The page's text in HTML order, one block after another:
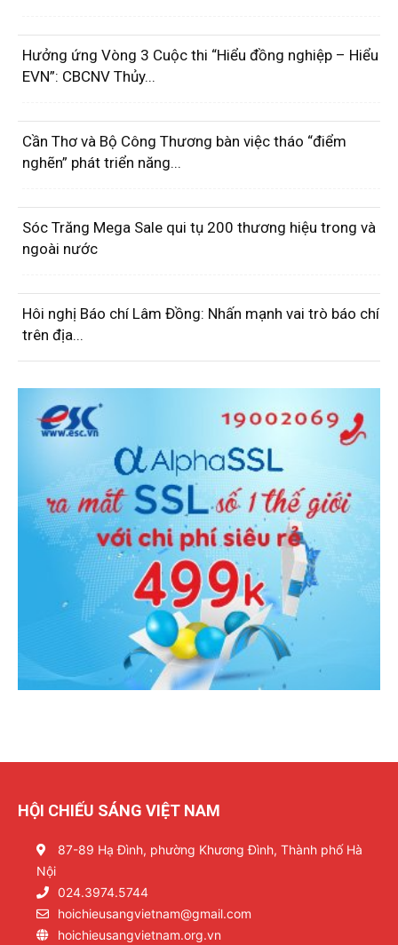
Hưởng ứng Vòng 3 Cuộc thi “Hiểu đồng nghiệp – Hiểu
EVN”: CBCNV Thủy...
Cần Thơ và Bộ Công Thương bàn việc tháo “điểm
nghẽn” phát triển năng...
Sóc Trăng Mega Sale qui tụ 200 thương hiệu trong và
ngoài nước
Hôi nghị Báo chí Lâm Đồng: Nhấn mạnh vai trò báo chí
trên địa...
HỘI CHIẾU SÁNG VIỆT NAM
87-89 Hạ Đình, phường Khương Đình, Thành phố Hà
Nội
024.3974.5744
hoichieusangvietnam@gmail.com
hoichieusangvietnam.org.vn